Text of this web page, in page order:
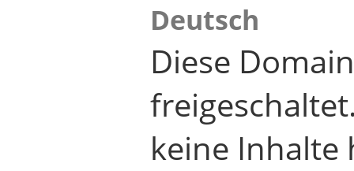
Deutsch
Diese
keine Inhalte